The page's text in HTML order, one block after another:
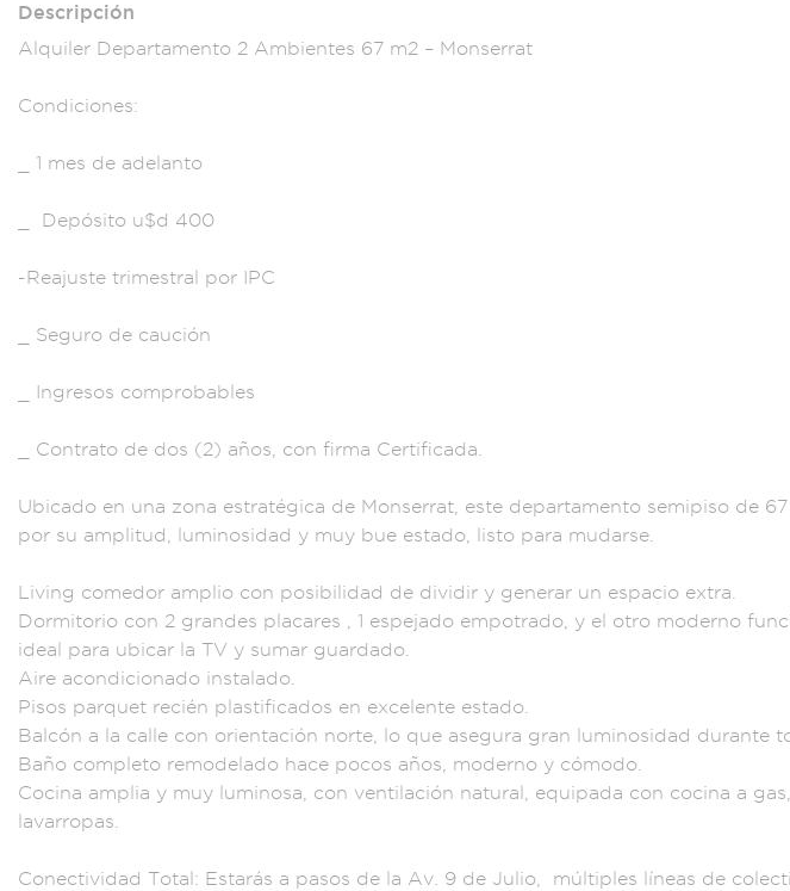
Descripción
Alquiler Departamento 2 Ambientes 67 m2 – Monserrat
Condiciones:
_ 1 mes de adelanto
_ Depósito u$d 400
-Reajuste trimestral por IPC
_ Seguro de caución
_ Ingresos comprobables
Contrato de dos (2) años, con firma Certificada.
Ubicado en una zona estratégica de Monserrat, este departamento semipiso de 6
por su amplitud, luminosidad y muy bue estado, listo para mudarse.
Living comedor amp lio con posibil idad de dividir y generar un espacio extra.
Dormitorio con 2 grandes placares , 1 espejado empotrado, y el otro moderno
ideal para ubicar la TV y sumar guardado.
Aire acondicionado instalado.
Pisos parquet recién plastificados en excelente estado.
Bal cón a la calle con orientación norte , lo que asegura gran luminosidad durante
Baño completo remodelado hace pocos años , moderno y cómodo.
Cocina amplia y muy luminosa, con ventilación natural, equipada con cocina a
lavarropas
Conectividad Total: Estarás a pasos de la Av. 9 de Julio, múl tiples líneas de